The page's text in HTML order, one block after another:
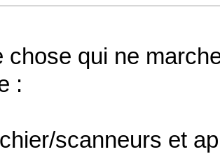
chose qui ne
:
scanneurs et